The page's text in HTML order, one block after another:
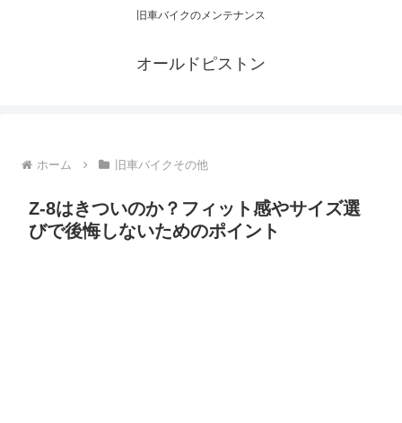
旧車バイクのメンテナンス
オールドピストン
ホーム 旧車バイクその他
Z-8はきついのか？フィット感やサイズ選
びで後悔しないためのポイント